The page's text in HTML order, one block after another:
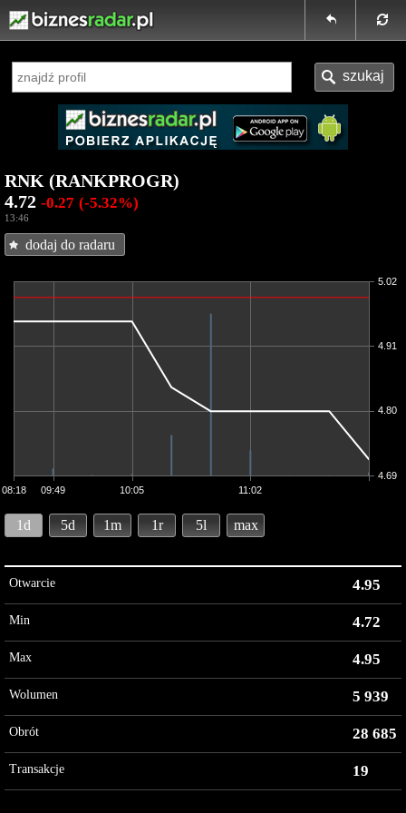
RNK (RANKPROGR)
4.72 -0.27 (-5.32%)
13:46
dodaj do radaru
08:18 09:49 10:05 11:02
4.69
4.80
4.91
5.02
1d 5d 1m 1r 5l max
Otwarcie 4.95
Min 4.72
Max 4.95
Wolumen 5 939
Obrót 28 685
Transakcje 19